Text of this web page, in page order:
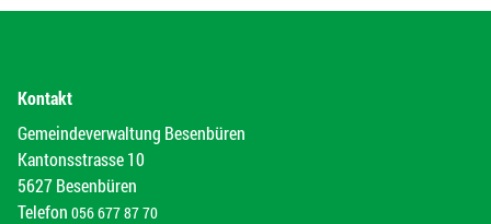
Kontakt
Gemeindeverwaltung Besenbüren
Kantonsstrasse 10
5627 Besenbüren
Telefon 056 677 87 70